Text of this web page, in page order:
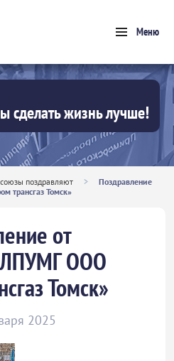
Меню
сделать жизнь лучше!
поздравляют >
Поздравление
трансгаз Томск»
от
ООО
Томск»
2025